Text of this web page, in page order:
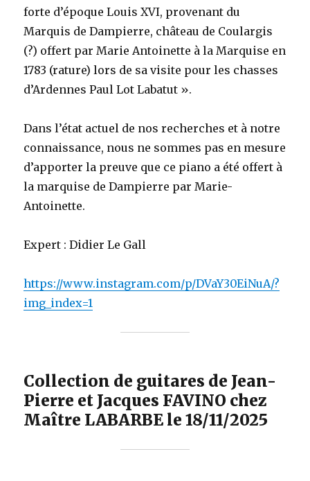
forte d’époque Louis XVI, provenant du
Marquis de Dampierre, château de Coulargis
(?) offert par Marie Antoinette à la Marquise en
1783 (rature) lors de sa visite pour les chasses
d’Ardennes Paul Lot Labatut ».
Dans l’état actuel de nos recherches et à notre
connaissance, nous ne sommes pas en mesure
d’apporter la preuve que ce piano a été offert à
la marquise de Dampierre par Marie-
Antoinette.
Expert : Didier Le Gall
https://www.instagram.com/p/DVaY30EiNuA/?
img_index=1
Collection de guitares de Jean-
Pierre et Jacques FAVINO chez
Maître LABARBE le 18/11/2025